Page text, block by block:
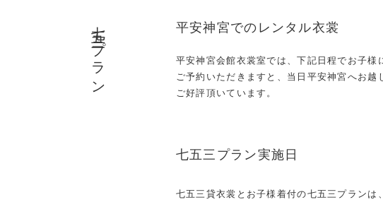
七五三プラン 平安神宮でのレンタル衣裳
平安神宮会館衣裳室では、下記日程でお子様
ご予約いただきますと、当日平安神宮へお
ご好評頂いています。
七五三プラン実施日
七五三貸衣裳とお子様着付の七五三プランは